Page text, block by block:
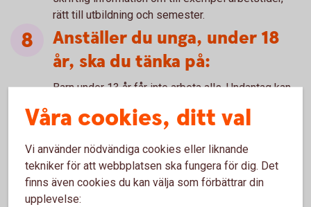
rätt till utbildning och semester.
Anställer du unga, under 18
år, ska du tänka på:
Barn under 13 år får inte arbeta alls. Undantag kan
hobbyverksamhet som försäljning av jultidningar
riskfria jobb av enklare karaktär, Arbetsgivaren
måste ha skriftligt godkännande av föräldrarna.
Ungdomar mellan 16 och 18 år får anställas till
typer av jobb som inte anses riskfyllda. Personer
Våra cookies, ditt val
Vi använder nödvändiga cookies eller liknande
tekniker för att webbplatsen ska fungera för dig. Det
finns även cookies du kan välja som förbättrar din
upplevelse: